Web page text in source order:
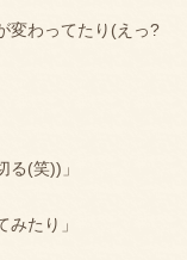
変わってたり (えっ?
る(笑)) 」
みたり」